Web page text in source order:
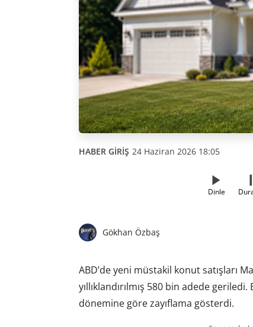
HABER GİRİŞ 24 Haziran 2026 18:05
Dinle
Gökhan Özbaş
ABD’de yeni müstakil konut satışları
yıllıklandırılmış 580 bin adede
dönemine göre zayıflama gösterdi.